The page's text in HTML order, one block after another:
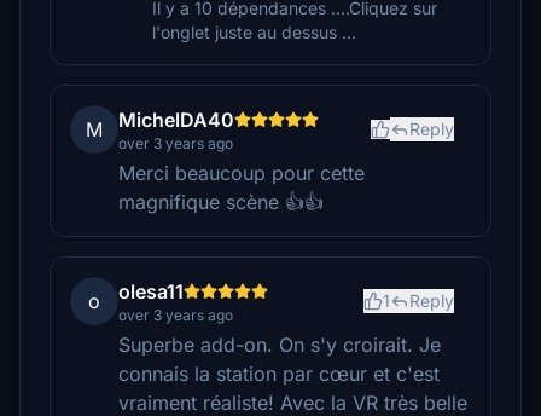
Il y a 10 dépendances ....Cliquez sur
l'onglet juste au dessus ...
M MichelDA40
over 3 years ago
Reply
Merci beaucoup pour cette
magnifique scène 👍👍
o olesa11
over 3 years ago
1 Reply
Superbe add-on. On s'y croirait. Je
connais la station par cœur et c'est
vraiment réaliste! Avec la VR très belle